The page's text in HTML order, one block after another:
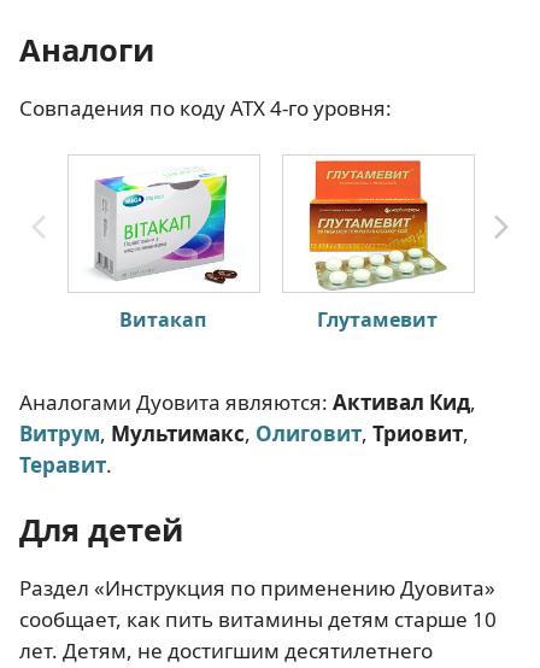
Аналоги
Совпадения по коду АТХ 4-го уровня:
Витакап Глутамевит
Аналогами Дуовита являются: Активал Кид,
Витрум, Мультимакс, Олиговит, Триовит,
Теравит.
Для детей
Раздел «Инструкция по применению Дуовита»
сообщает, как пить витамины детям старше 10
лет. Детям, не достигшим десятилетнего